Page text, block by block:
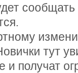
сообщать
тут
и получат